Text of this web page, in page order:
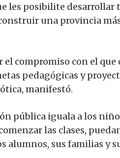
les posibilite desarrollar
una provincia
compromiso con el que
pedagógicas y
manifestó.
pública iguala a los
las clases,
alumnos, sus familias y